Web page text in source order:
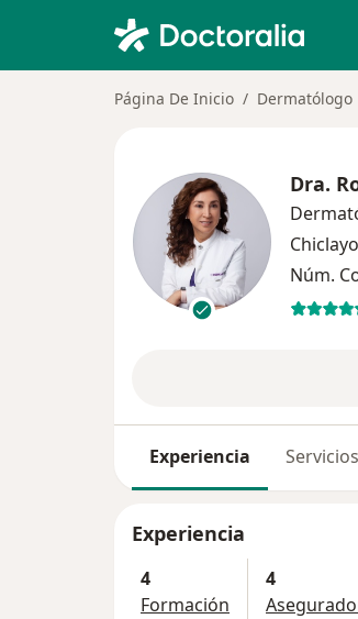
Página De Inicio Dermatólogo
Dra.
Chiclayo
Núm.
Experiencia
Experiencia
4
Formación
4